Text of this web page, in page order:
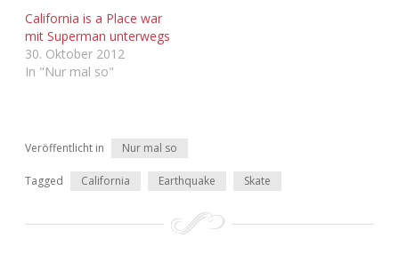
Adventskalender 2020
Adventskalender 2023
Adventskalender 2024
California is a Place war
mit Superman unterwegs
30. Oktober 2012
In "Nur mal so"
Veröffentlicht in Nur mal so
Tagged California Earthquake Skate